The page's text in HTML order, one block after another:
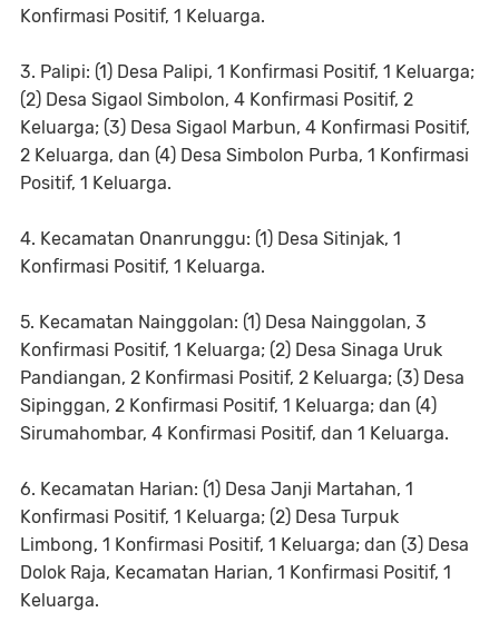
Konfirmasi Positif, 1 Keluarga.
3. Palipi: (1) Desa Palipi, 1 Konfirmasi Positif, 1 Keluarga;
(2) Desa Sigaol Simbolon, 4 Konfirmasi Positif, 2
Keluarga; (3) Desa Sigaol Marbun, 4 Konfirmasi Positif,
2 Keluarga, dan (4) Desa Simbolon Purba, 1 Konfirmasi
Positif, 1 Keluarga.
4. Kecamatan Onanrunggu: (1) Desa Sitinjak, 1
Konfirmasi Positif, 1 Keluarga.
5. Kecamatan Nainggolan: (1) Desa Nainggolan, 3
Konfirmasi Positif, 1 Keluarga; (2) Desa Sinaga Uruk
Pandiangan, 2 Konfirmasi Positif, 2 Keluarga; (3) Desa
Sipinggan, 2 Konfirmasi Positif, 1 Keluarga; dan (4)
Sirumahombar, 4 Konfirmasi Positif, dan 1 Keluarga.
6. Kecamatan Harian: (1) Desa Janji Martahan, 1
Konfirmasi Positif, 1 Keluarga; (2) Desa Turpuk
Limbong, 1 Konfirmasi Positif, 1 Keluarga; dan (3) Desa
Dolok Raja, Kecamatan Harian, 1 Konfirmasi Positif, 1
Keluarga.